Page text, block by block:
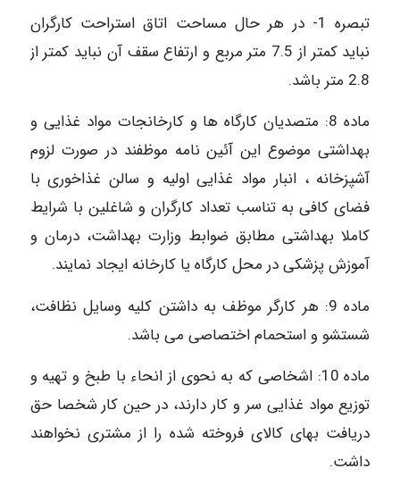
تبصره 1- در هر حال مساحت اتاق استراحت کارگران
نباید کمتر از 7.5 متر مربع و ارتفاع سقف آن نباید کمتر از
2.8 متر باشد.
ماده 8: متصدیان کارگاه ها و کارخانجات مواد غذایی و
بهداشتی موضوع این آئین نامه موظفند در صورت لزوم
آشپزخانه ، انبار مواد غذایی اولیه و سالن غذاخوری با
فضای کافی به تناسب تعداد کارگران و شاغلین با شرایط
کاملا بهداشتی مطابق ضوابط وزارت بهداشت، درمان و
آموزش پزشکی در محل کارگاه یا کارخانه ایجاد نمایند.
ماده 9: هر کارگر موظف به داشتن کلیه وسایل نظافت،
شستشو و استحمام اختصاصی می باشد.
ماده 10: اشخاصی که به نحوی از انحاء با طبخ و تهیه و
توزیع مواد غذایی سر و کار دارند، در حین کار شخصا حق
دریافت بهای کالای فروخته شده را از مشتری نخواهند
داشت.